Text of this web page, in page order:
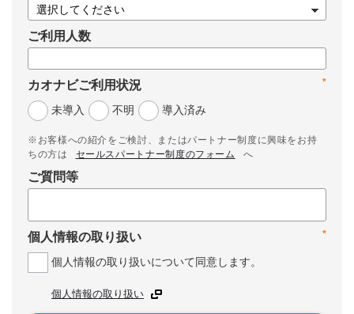
ご利用人数
*
カオナビご利用状況
未導入
不明 導入済み
※お客様への紹介をご検討、またはパートナー制度に興味をお持
ちの方は
セールスパートナー制度のフォーム へ
ご質問等
*
個人情報の取り扱い
個人情報の取り扱いについて同意します。
個人情報の取り扱い